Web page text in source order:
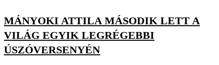
MÁNYOKI ATTILA MÁSODIK LETT A
VILÁG EGYIK LEGRÉGEBBI
ÚSZÓVERSENYÉN